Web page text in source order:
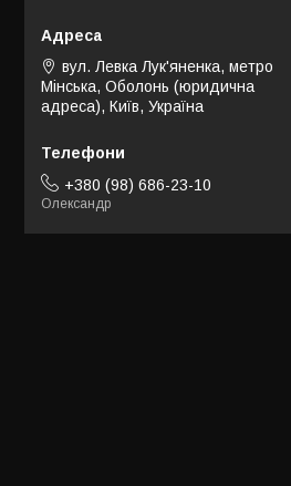
вул. Левка Лук'яненка, метро
Мінська, Оболонь (юридична
адреса), Київ, Україна
+380 (98) 686-23-10
Олександр